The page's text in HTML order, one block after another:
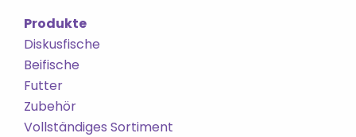
Produkte
Diskusfische
Beifische
Futter
Zubehör
Vollständiges Sortiment